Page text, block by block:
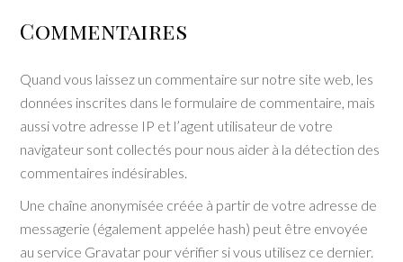
Commentaires
Quand vous laissez un commentaire sur notre site web, les
données inscrites dans le formulaire de commentaire, mais
aussi votre adresse IP et l’agent utilisateur de votre
navigateur sont collectés pour nous aider à la détection des
commentaires indésirables.
Une chaîne anonymisée créée à partir de votre adresse de
messagerie (également appelée hash) peut être envoyée
au service Gravatar pour vérifier si vous utilisez ce dernier.